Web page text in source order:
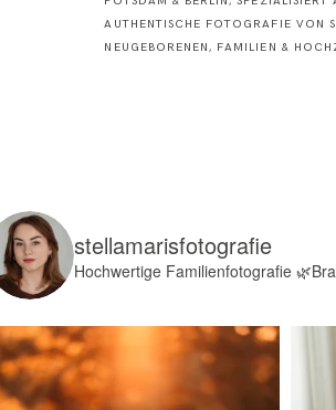
AUTHENTISCHE FOTOGRAFIE VON
NEUGEBORENEN, FAMILIEN &
stellamarisfotografie
Hochwertige Familienfotografie